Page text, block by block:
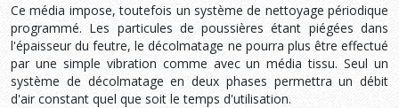
Ce média impose, toutefois un système de nettoyage périodique
programmé. Les particules de poussières étant piégées dans
l'épaisseur du feutre, le décolmatage ne pourra plus être effectué
par une simple vibration comme avec un média tissu. Seul un
système de décolmatage en deux phases permettra un débit
d'air constant quel que soit le temps d'utilisation.